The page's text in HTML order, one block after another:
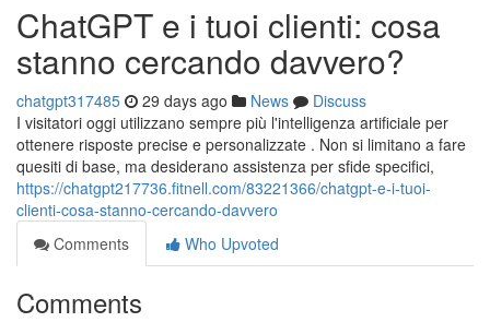
ChatGPT e i tuoi clienti: cosa
stanno cercando davvero?
chatgpt317485 29 days ago News
Discuss
I visitatori oggi utilizzano sempre più l'intelligenza artificiale per
ottenere risposte precise e personalizzate . Non si limitano a fare
quesiti di base, ma desiderano assistenza per sfide specifici,
https://chatgpt217736.fitnell.com/83221366/chatgpt-e-i-tuoi-
clienti-cosa-stanno-cercando-davvero
Comments
Who Upvoted
Comments